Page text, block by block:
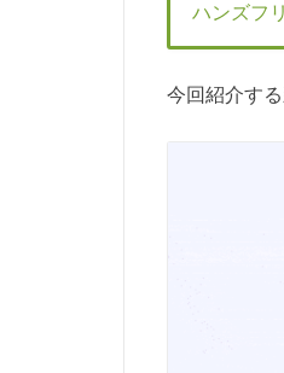
ハンズフ
今回紹介す